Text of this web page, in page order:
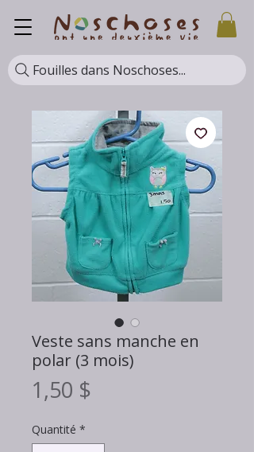
Fouilles dans Noschoses...
Veste sans manche en
polar (3 mois)
1,50 $
Quantité *